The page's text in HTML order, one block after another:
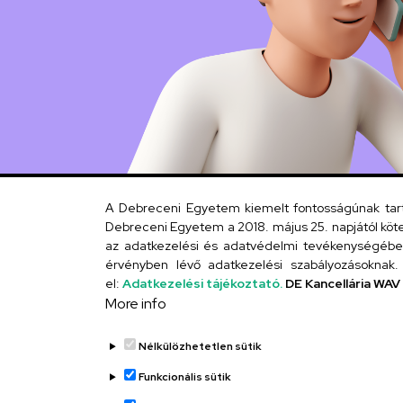
A Debreceni Egyetem kiemelt fontosságúnak
Debreceni Egyetem a 2018. május 25. napjától
az adatkezelési és adatvédelmi
érvényben lévő adatkezelési
el: Adatkezelési tájékoztató. DE Kancellária
More info
Nélkülözhetetlen sütik
Funkcionális sütik